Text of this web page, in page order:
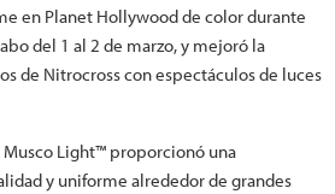
en Planet Hollywood de color durante
del 1 al 2 de marzo, y mejoró la
de Nitrocross con espectáculos de luces
Light™ proporcionó una
y uniforme alrededor de grandes